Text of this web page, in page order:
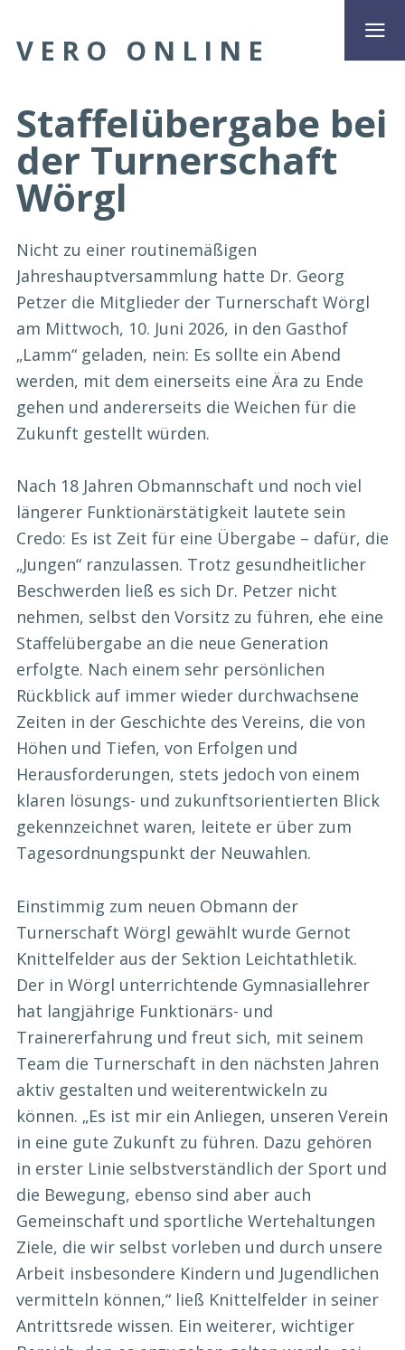
VERO ONLINE
Staffelübergabe bei
der Turnerschaft
Wörgl
Nicht zu einer routinemäßigen
Jahreshauptversammlung hatte Dr. Georg
Petzer die Mitglieder der Turnerschaft Wörgl
am Mittwoch, 10. Juni 2026, in den Gasthof
„Lamm“ geladen, nein: Es sollte ein Abend
werden, mit dem einerseits eine Ära zu Ende
gehen und andererseits die Weichen für die
Zukunft gestellt würden.
Nach 18 Jahren Obmannschaft und noch viel
längerer Funktionärstätigkeit lautete sein
Credo: Es ist Zeit für eine Übergabe – dafür, die
„Jungen“ ranzulassen. Trotz gesundheitlicher
Beschwerden ließ es sich Dr. Petzer nicht
nehmen, selbst den Vorsitz zu führen, ehe eine
Staffelübergabe an die neue Generation
erfolgte. Nach einem sehr persönlichen
Rückblick auf immer wieder durchwachsene
Zeiten in der Geschichte des Vereins, die von
Höhen und Tiefen, von Erfolgen und
Herausforderungen, stets jedoch von einem
klaren lösungs- und zukunftsorientierten Blick
gekennzeichnet waren, leitete er über zum
Tagesordnungspunkt der Neuwahlen.
Einstimmig zum neuen Obmann der
Turnerschaft Wörgl gewählt wurde Gernot
Knittelfelder aus der Sektion Leichtathletik.
Der in Wörgl unterrichtende Gymnasiallehrer
hat langjährige Funktionärs- und
Trainererfahrung und freut sich, mit seinem
Team die Turnerschaft in den nächsten Jahren
aktiv gestalten und weiterentwickeln zu
können. „Es ist mir ein Anliegen, unseren Verein
in eine gute Zukunft zu führen. Dazu gehören
in erster Linie selbstverständlich der Sport und
die Bewegung, ebenso sind aber auch
Gemeinschaft und sportliche Wertehaltungen
Ziele, die wir selbst vorleben und durch unsere
Arbeit insbesondere Kindern und Jugendlichen
vermitteln können,“ ließ Knittelfelder in seiner
Antrittsrede wissen. Ein weiterer, wichtiger